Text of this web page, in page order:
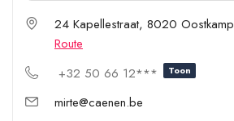
24 Kapellestraat, 8020 Oostkamp
Route
+32 50 66 12***
Toon
mirte@caenen.be